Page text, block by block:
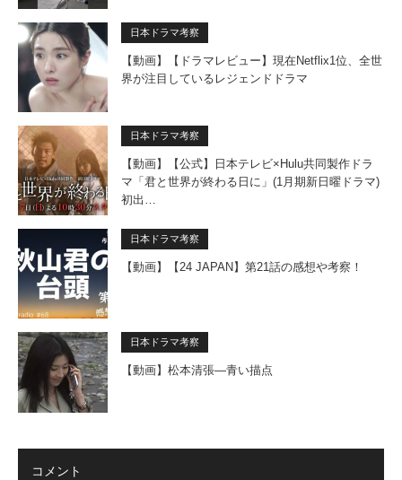
日本ドラマ考察
【動画】【ドラマレビュー】現在Netflix1位、全世
界が注目しているレジェンドドラマ
日本ドラマ考察
【動画】【公式】日本テレビ×Hulu共同製作ドラ
マ「君と世界が終わる日に」(1月期新日曜ドラマ)
初出…
日本ドラマ考察
【動画】【24 JAPAN】第21話の感想や考察！
日本ドラマ考察
【動画】松本清張―青い描点
コメント